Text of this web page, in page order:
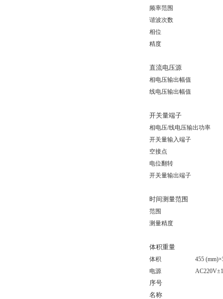
频率范围
谐波次数
相位
精度
直流电压源
相电压输出幅值
线电压输出幅值
开关量端子
相电压/线电压输出功率
开关量输入端子
空接点
电位翻转
开关量输出端子
时间测量范围
范围
测量精度
体积重量
体积
455
电源
序号
名称